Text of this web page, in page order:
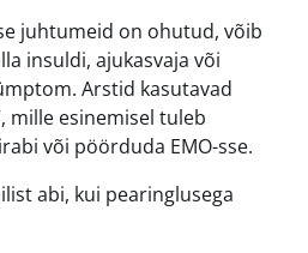
juhtumeid on ohutud, võib
insuldi, ajukasvaja või
Arstid kasutavad
mille esinemisel tuleb
või pöörduda EMO-sse.
abi, kui pearinglusega